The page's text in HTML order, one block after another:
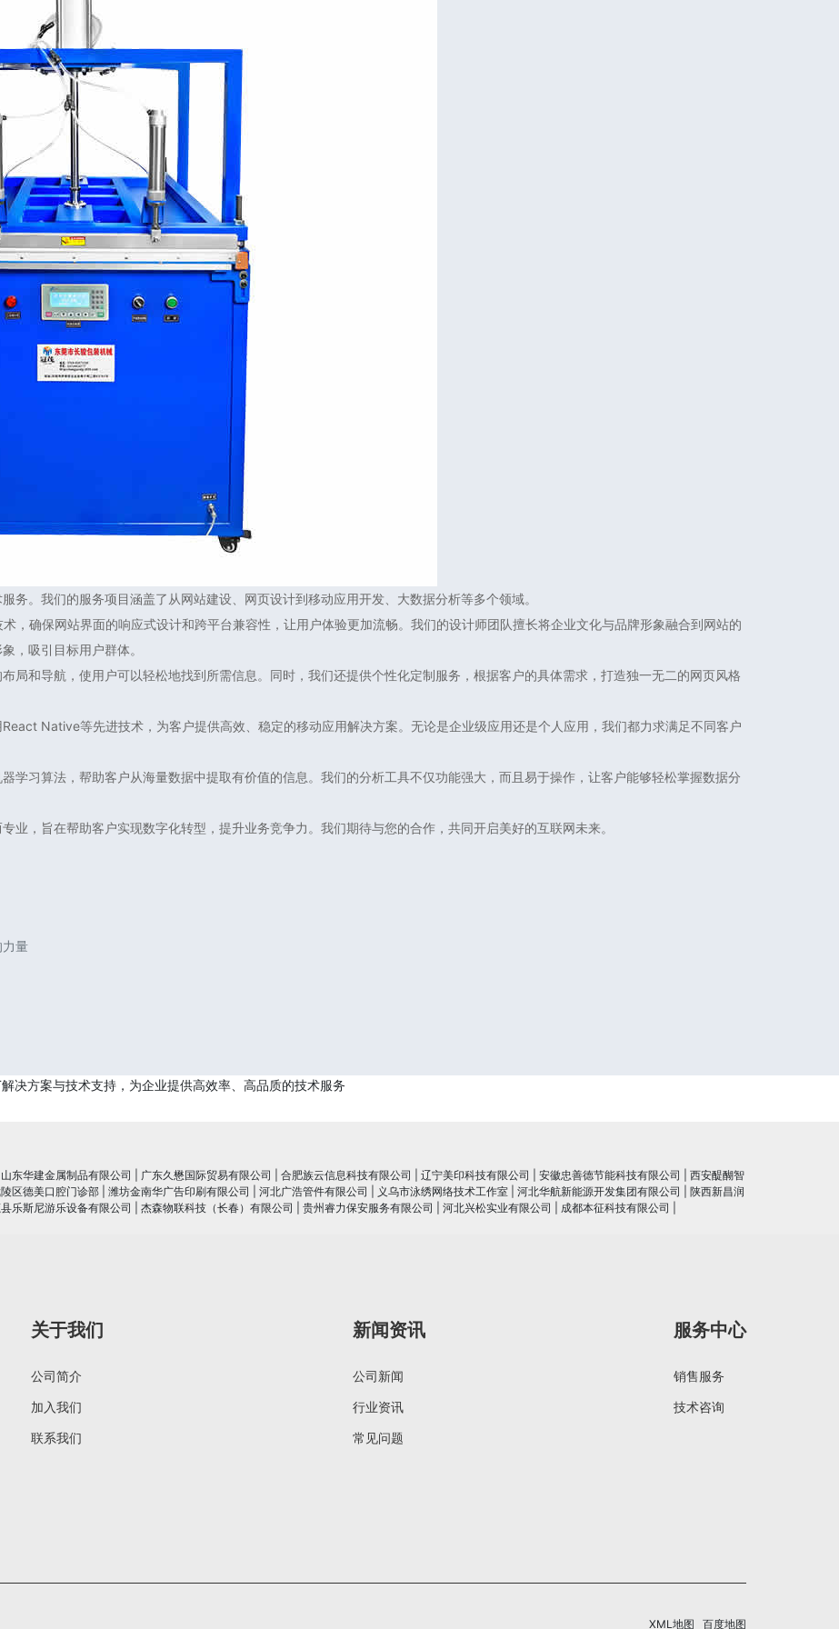
务。我们的服务项目涵盖了从网站建设、网页设计到移动应用开发、大数据分析等多个领域。
，确保网站界面的响应式设计和跨平台兼容性，让用户体验更加流畅。我们的设计师团队擅长将企业文化与品牌形象融合到网站的
，吸引目标用户群体。
局和导航，使用户可以轻松地找到所需信息。同时，我们还提供个性化定制服务，根据客户的具体需求，打造独一无二的网页风格
Native等先进技术，为客户提供高效、稳定的移动应用解决方案。无论是企业级应用还是个人应用，我们都力求满足不同客户
学习算法，帮助客户从海量数据中提取有价值的信息。我们的分析工具不仅功能强大，而且易于操作，让客户能够轻松掌握数据分
业，旨在帮助客户实现数字化转型，提升业务竞争力。我们期待与您的合作，共同开启美好的互联网未来。
量
决方案与技术支持，为企业提供高效率、高品质的技术服务
山东华建金属制品有限公司 广东久懋国际贸易有限公司 合肥族云信息科技有限公司 辽宁美印科技有限公司 安徽忠善德节能科技有限公司
西安醍醐智
区德美口腔门诊部 潍坊金南华广告印刷有限公司 河北广浩管件有限公司 义乌市泳绣网络技术工作室 河北华航新能源开发集团有限公司
陕西新昌润
乐斯尼游乐设备有限公司 杰森物联科技（长春）有限公司 贵州睿力保安服务有限公司 河北兴松实业有限公司 成都本征科技有限公司
关于我们
公司简介
加入我们
联系我们
新闻资讯
公司新闻
行业资讯
常见问题
服务中心
销售服务
技术咨询
XML地图 百度地图